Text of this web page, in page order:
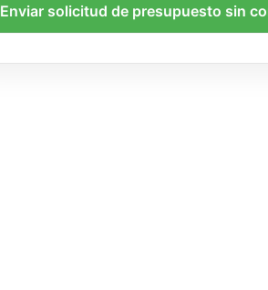
Enviar solicitud de presupuesto sin